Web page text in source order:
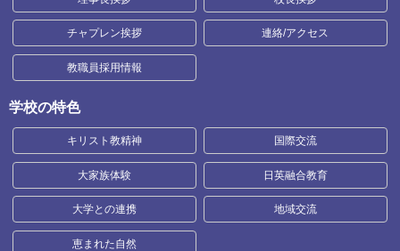
チャプレン挨拶 連絡/アクセス
教職員採用情報
学校の特色
キリスト教精神 国際交流
大家族体験 日英融合教育
大学との連携 地域交流
恵まれた自然